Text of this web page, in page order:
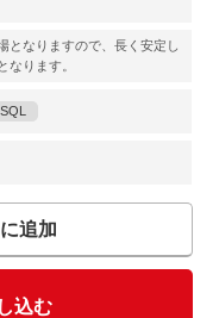
となりますので、長く安定し
なります。
SQL
追加
込む